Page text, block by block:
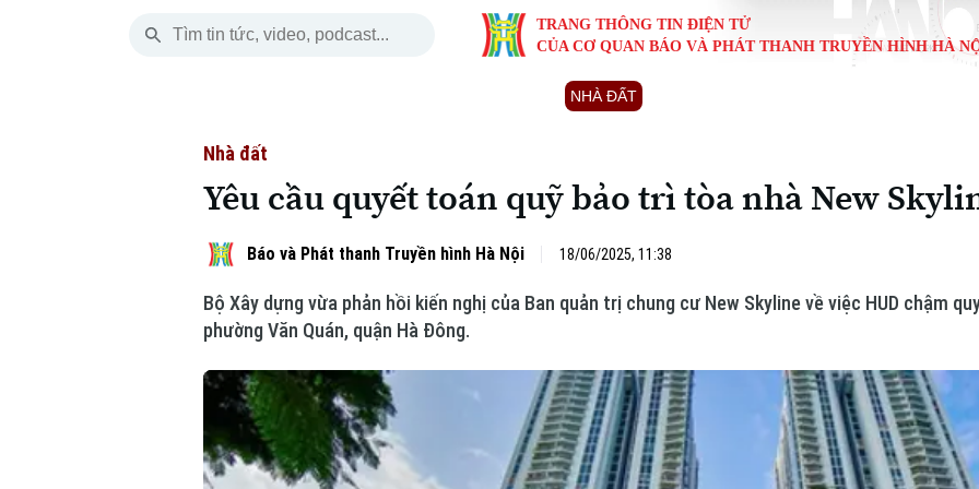
TRANG THÔNG TIN ĐIỆN TỬ
CỦA CƠ QUAN BÁO VÀ PHÁT THANH TRUYỀN HÌNH HÀ
Chính trị
Xã hội
An ninh trật tự
Người Hà Nội
Khoảnh khắc Hà Nội
Ẩm thực
Quân sự
Hồ sơ
Người Việt 4 phương
Cafe sáng
Tài chính Ngân hàng
Doanh nghiệp
NHÀ ĐẤT
Đầu tư
Căn hộ
Đất đai
Tàu
Xe máy
Thị trường
Tuyển sinh Làng nghề Dinh
Nhà đất
Yêu cầu quyết toán quỹ bảo trì tòa nhà New
Báo và Phát thanh Truyền hình Hà Nội 18/06/2025, 11:38
Bộ Xây dựng vừa phản hồi kiến nghị của Ban quản trị chung cư New Skyline về việc HUD chậm
phường Văn Quán, quận Hà Đông.
Skip Ad